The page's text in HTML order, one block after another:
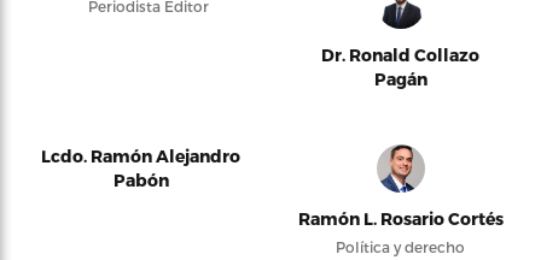
Periodista Editor
Dr. Ronald Collazo
Pagán
Lcdo. Ramón Alejandro
Pabón
Ramón L. Rosario Cortés
Política y derecho